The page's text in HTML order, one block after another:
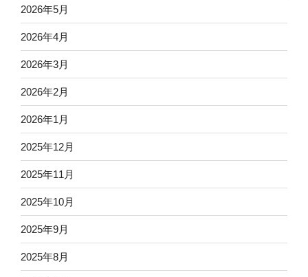
2026年5月
2026年4月
2026年3月
2026年2月
2026年1月
2025年12月
2025年11月
2025年10月
2025年9月
2025年8月